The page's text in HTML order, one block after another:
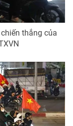
483/GP-BTTTT
thắng của